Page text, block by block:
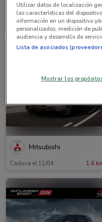
Mitsubishi
Caduca el 11/04 1.6 km
Mitsubishi
Caduca el 11/04 1.6
Utilizar datos de localización
las características del
información en un dispositivo
personalizados, medición de
audiencia y desarrollo de
Lista de asociados
Mostrar los